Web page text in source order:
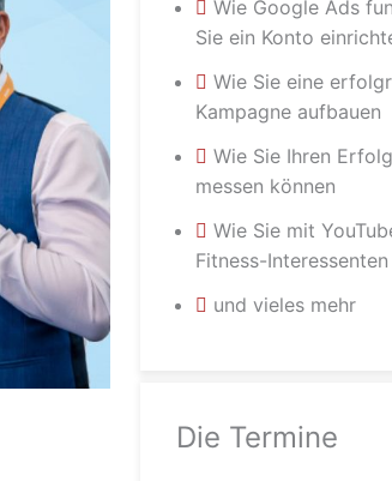
Wie Google Ads
Sie ein Konto
Wie Sie eine
Kampagne aufbauen
Wie Sie Ihren
messen können
Wie Sie mit
Fitness-
und vieles mehr
Die Termine